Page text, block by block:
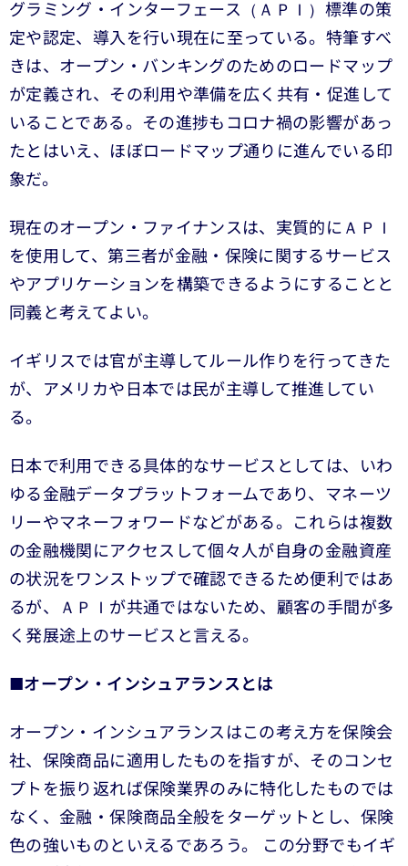
グラミング・インターフェース（ＡＰＩ）標準の策
定や認定、導入を行い現在に至っている。特筆すべ
きは、オープン・バンキングのためのロードマップ
が定義され、その利用や準備を広く共有・促進して
いることである。その進捗もコロナ禍の影響があっ
たとはいえ、ほぼロードマップ通りに進んでいる印
象だ。
現在のオープン・ファイナンスは、実質的にＡＰＩ
を使用して、第三者が金融・保険に関するサービス
やアプリケーションを構築できるようにすることと
同義と考えてよい。
イギリスでは官が主導してルール作りを行ってきた
が、アメリカや日本では民が主導して推進してい
る。
日本で利用できる具体的なサービスとしては、いわ
ゆる金融データプラットフォームであり、マネーツ
リーやマネーフォワードなどがある。これらは複数
の金融機関にアクセスして個々人が自身の金融資産
の状況をワンストップで確認できるため便利ではあ
るが、ＡＰＩが共通ではないため、顧客の手間が多
く発展途上のサービスと言える。
オープン・インシュアランスとは
オープン・インシュアランスはこの考え方を保険会
社、保険商品に適用したものを指すが、そのコンセ
プトを振り返れば保険業界のみに特化したものでは
なく、金融・保険商品全般をターゲットとし、保険
色の強いものといえるであろう。 この分野でもイギ